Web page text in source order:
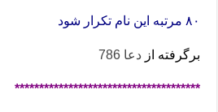
۸۰ مرتبه این نام تکرار شود
برگرفته ازدعا 786
**************************************